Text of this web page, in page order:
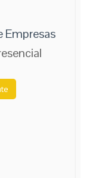
Empresas